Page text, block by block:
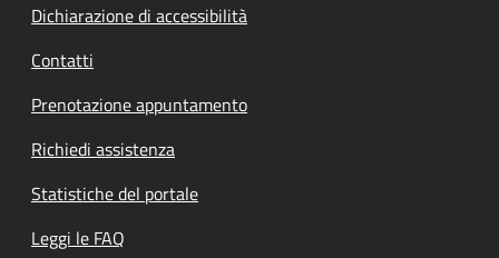
Dichiarazione di accessibilità
Contatti
Prenotazione appuntamento
Richiedi assistenza
Statistiche del portale
Leggi le FAQ